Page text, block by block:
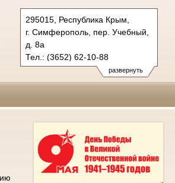
развернуть
295015, Республика Крым,
г. Симферополь, пер. Учебный,
д. 8а
Тел.: (3652) 62-10-88
gvs.krm@sudrf.ru